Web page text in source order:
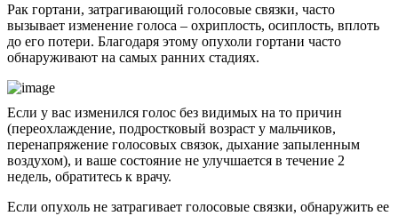
Рак гортани, затрагивающий голосовые связки, часто
вызывает изменение голоса – охриплость, осиплость, вплоть
до его потери. Благодаря этому опухоли гортани часто
обнаруживают на самых ранних стадиях.
Если у вас изменился голос без видимых на то причин
(переохлаждение, подростковый возраст у мальчиков,
перенапряжение голосовых связок, дыхание запыленным
воздухом), и ваше состояние не улучшается в течение 2
недель, обратитесь к врачу.
Если опухоль не затрагивает голосовые связки, обнаружить ее